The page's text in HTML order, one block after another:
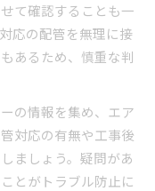
て確認することも一
応の配管を無理に接
あるため、慎重な判
の情報を集め、エア
対応の有無や工事後
ましょう。疑問があ
とがトラブル防止に